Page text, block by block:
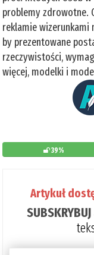
problemy zdrowotne.
reklamie
by prezentowane
rzeczywistości,
więcej, modelki i
39%
Artykuł
SUBSKRYBUJ